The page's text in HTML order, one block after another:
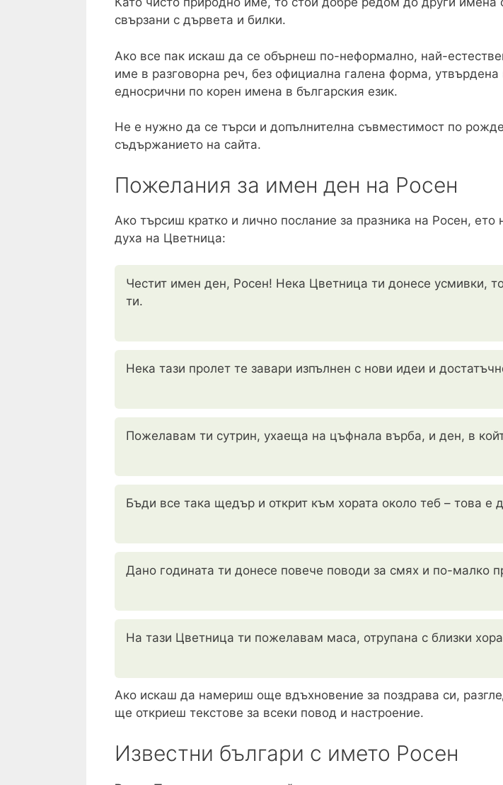
свързани с дървета и билки.
Ако все пак искаш да се обърнеш по-неформално, най-
име в разговорна реч, без официална галена форма,
едносрични по корен имена в българския език.
Не е нужно да се търси и допълнителна съвместимост по
съдържанието на сайта.
Пожелания за имен ден на Росен
Ако търсиш кратко и лично послание за празника на Росен,
духа на Цветница:
Честит имен ден, Росен! Нека Цветница ти донесе усмивки,
ти.
Нека тази пролет те завари изпълнен с нови идеи и
Пожелавам ти сутрин, ухаеща на цъфнала върба, и ден, в
Бъди все така щедър и открит към хората около теб – това е
Дано годината ти донесе повече поводи за смях и по-малко
На тази Цветница ти пожелавам маса, отрупана с близки
Ако искаш да намериш още вдъхновение за поздрава си,
ще откриеш текстове за всеки повод и настроение.
Известни българи с името Росен